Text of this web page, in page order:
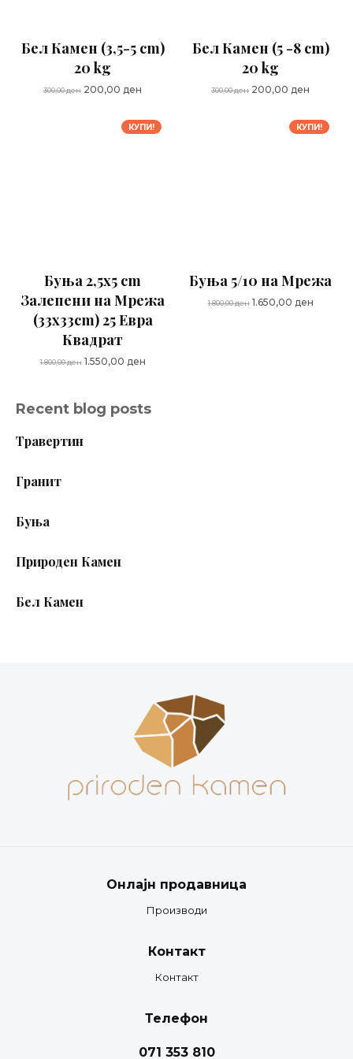
Бел Камен (3,5-5 cm)
20 kg
300,00ден Original
300,00 ден.
200,00 ден
is:
200,00 ден.
Бел Камен (5 -8 cm)
20 kg
300,00ден Original
300,00 ден.
200,00 ден
is:
200,00
КУПИ!
Буња 2,5x5 cm
Залепени на Мрежа
(33x33cm) 25 Евра
Квадрат
1.800,00ден Original
1.800,00 ден.
1.550,00 денCurrent
1.550,00 ден.
КУПИ!
Буња 5/10 на Мрежа
1.800,00ден Original
1.650,00 денCurrent
Recent blog posts
Травертин
Гранит
Буња
Природен Камен
Бел Камен
Онлајн продавница
Производи
Контакт
Контакт
Телефон
071 353 810